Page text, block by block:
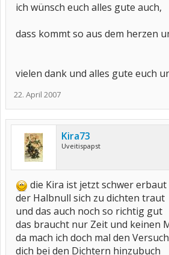
ich wünsch euch alles gute auch,
dass kommt so aus dem herzen
vielen dank und alles gute euch
22. April 2007
Kira73
Uveitispapst
die Kira ist jetzt schwer erbaut
der Halbnull sich zu dichten traut
und das auch noch so richtig gut
das braucht nur Zeit und keinen
da mach ich doch mal den Versuch
dich bei den Dichtern hinzubuch